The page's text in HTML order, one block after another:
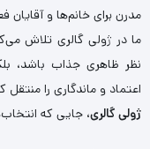
مدرن برای خانم‌ها و آقایان
ما در ژولی گالری تلاش
نظر ظاهری جذاب باشد،
اعتماد و ماندگاری را منتقل
ژولی گالری، جایی که